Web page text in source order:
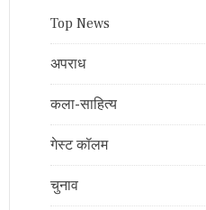
Top News
अपराध
कला-साहित्य
गेस्ट कॉलम
चुनाव